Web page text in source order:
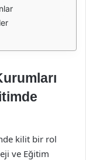
kilit bir rol
ve Eğitim